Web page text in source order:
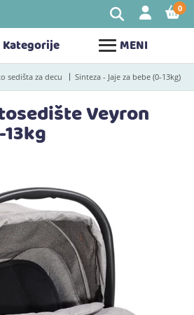
Kategorije MENI
0
sedišta za decu Sinteza - Jaje za bebe (0-13kg)
Veyron